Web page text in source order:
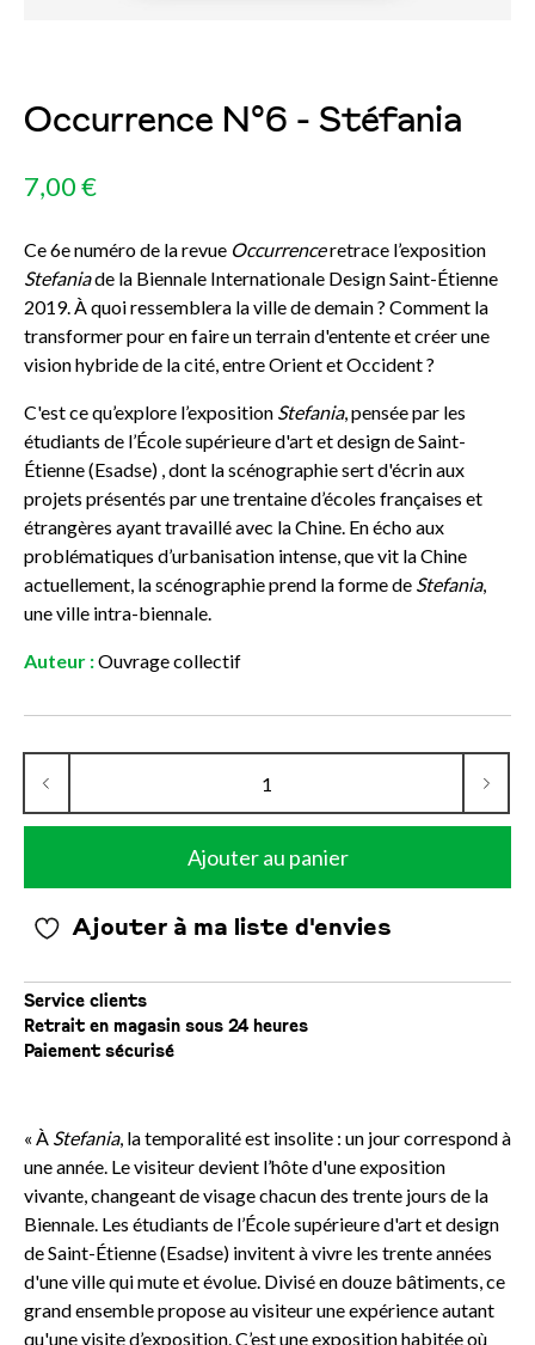
Occurrence N°6 - Stéfania
7,00 €
Ce 6e numéro de la revue Occurrenceretrace l’exposition
Stefaniade la Biennale Internationale Design Saint-Étienne
2019. À quoi ressemblera la ville de demain ? Comment la
transformer pour en faire un terrain d'entente et créer une
vision hybride de la cité, entre Orient et Occident ?
C'est ce qu’explore l’exposition Stefania, pensée par les
étudiants de l’École supérieure d'art et design de Saint-
Étienne (Esadse) , dont la scénographie sert d'écrin aux
projets présentés par une trentaine d’écoles françaises et
étrangères ayant travaillé avec la Chine. En écho aux
problématiques d’urbanisation intense, que vit la Chine
actuellement, la scénographie prend la forme de Stefania,
une ville intra-biennale.
Auteur :Ouvrage collectif
Ajouter au panier
Ajouter à ma liste d'envies
Service clients
Retrait en magasin sous 24 heures
Paiement sécurisé
« À Stefania, la temporalité est insolite : un jour correspond à
une année. Le visiteur devient l’hôte d'une exposition
vivante, changeant de visage chacun des trente jours de la
Biennale. Les étudiants de l’École supérieure d'art et design
de Saint-Étienne (Esadse) invitent à vivre les trente années
d'une ville qui mute et évolue. Divisé en douze bâtiments, ce
grand ensemble propose au visiteur une expérience autant
qu'une visite d’exposition. C’est une exposition habitée où